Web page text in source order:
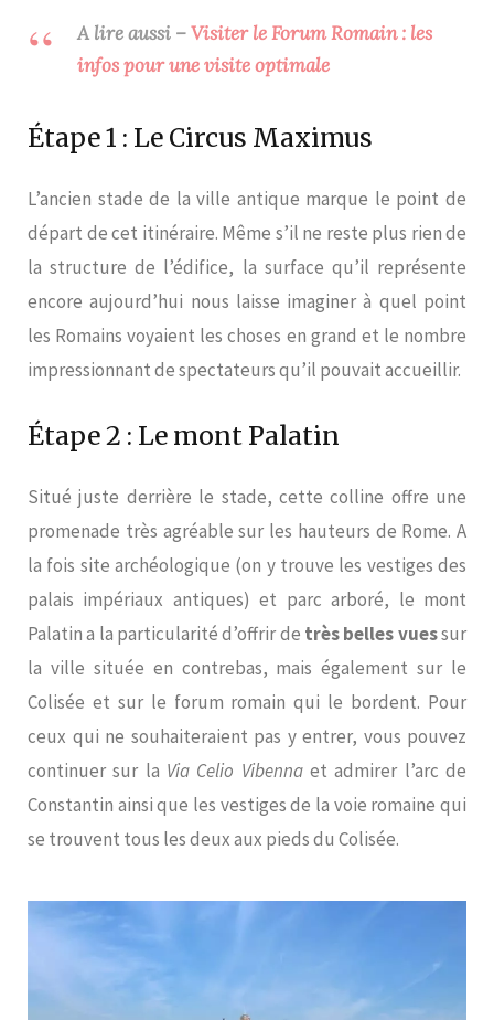
A lire aussi –Visiter le Forum Romain : les
infos pour une visite optimale
Étape 1 : Le Circus Maximus
L’ancien stade de la ville antique marque le point de
départ de cet itinéraire. Même s’il ne reste plus rien de
la structure de l’édifice, la surface qu’il représente
encore aujourd’hui nous laisse imaginer à quel point
les Romains voyaient les choses en grand et le nombre
impressionnant de spectateurs qu’il pouvait accueillir.
Étape 2 : Le mont Palatin
Situé juste derrière le stade, cette colline offre une
promenade très agréable sur les hauteurs de Rome. A
la fois site archéologique (on y trouve les vestiges des
palais impériaux antiques) et parc arboré, le mont
Palatin a la particularité d’offrir de très belles vuessur
la ville située en contrebas, mais également sur le
Colisée et sur le forum romain qui le bordent. Pour
ceux qui ne souhaiteraient pas y entrer, vous pouvez
continuer sur la Via Celio Vibennaet admirer l’arc de
Constantin ainsi que les vestiges de la voie romaine qui
se trouvent tous les deux aux pieds du Colisée.